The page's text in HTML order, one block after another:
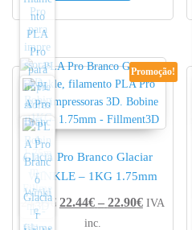
Promoção!
PLA Pro Branco Glaciar
WINKLE – 1KG 1.75mm
24.95€ 22.44€ – 22.90€Price
IVA
inc.